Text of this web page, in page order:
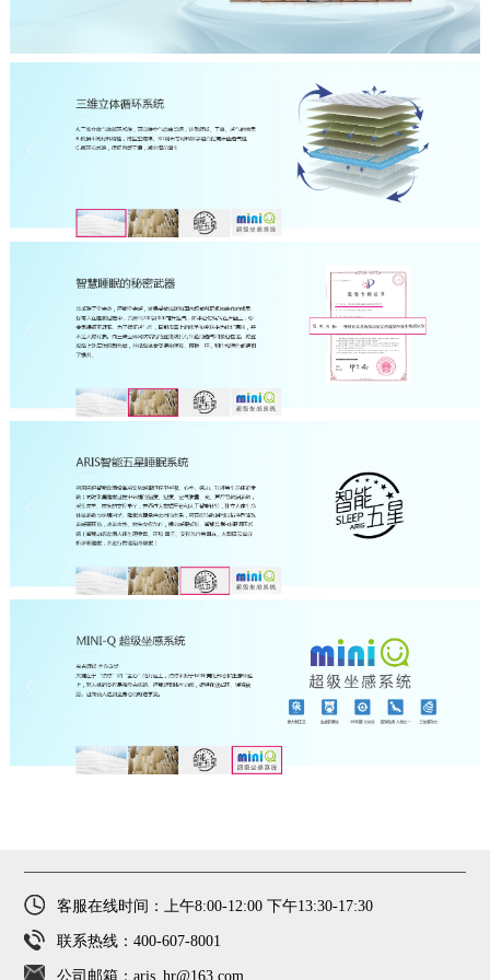
客服在线时间：上午8:00-12:00 下午13:30-17:30
联系热线：400-607-8001
公司邮箱：aris_hr@163.com